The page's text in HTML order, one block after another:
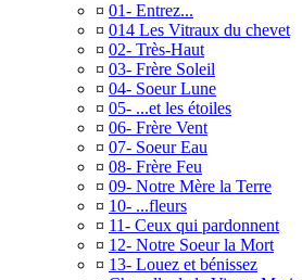
¤ 01- Entrez...
¤ 014 Les Vitraux du chevet
¤ 02- Très-Haut
¤ 03- Frère Soleil
¤ 04- Soeur Lune
¤ 05- ...et les étoiles
¤ 06- Frère Vent
¤ 07- Soeur Eau
¤ 08- Frère Feu
¤ 09- Notre Mère la Terre
¤ 10- ...fleurs
¤ 11- Ceux qui pardonnent
¤ 12- Notre Soeur la Mort
¤ 13- Louez et bénissez